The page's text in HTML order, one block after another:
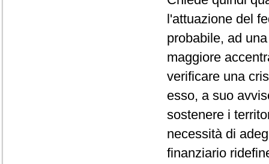
l'attuazione del
probabile, ad
maggiore
verificare una
esso, a suo
sostenere i
necessità di
finanziario